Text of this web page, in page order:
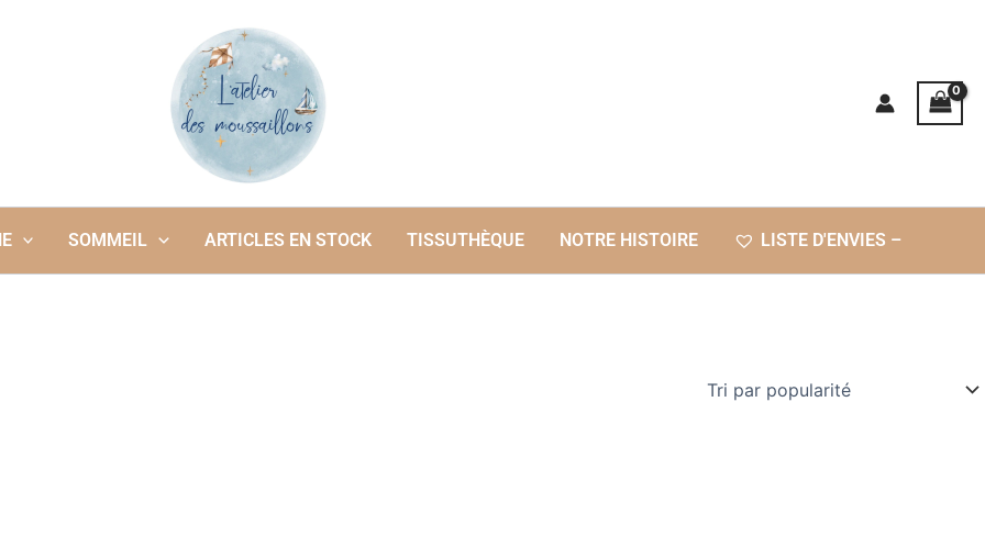
SOMMEIL ARTICLES EN STOCK TISSUTHÈQUE NOTRE HISTOIRE LISTE D'ENVIES –